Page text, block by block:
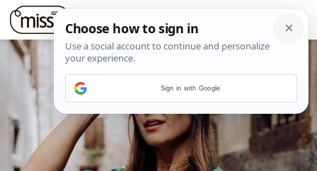
Sign in with Google